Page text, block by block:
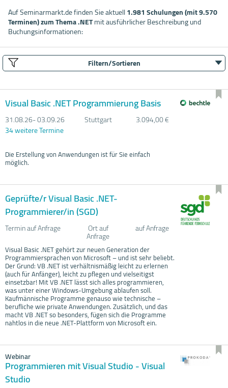
Auf Seminarmarkt.de finden Sie aktuell1.981 Schulungen (mit 9.570
Terminen) zum Thema .NETmit ausführlicher Beschreibung und
Buchungsinformationen:
Filtern/Sortieren
Visual Basic .NET Programmierung Basis
31.08.26- 03.09.26 Stuttgart
3.094,00 €
34 weitere Termine
Die Erstellung von Anwendungen ist für Sie einfach
möglich.
Geprüfte/r Visual Basic .NET-
Programmierer/in (SGD)
Termin auf Anfrage Ort auf
Anfrage
auf Anfrage
Visual Basic .NET gehört zur neuen Generation der
Programmiersprachen von Microsoft – und ist sehr beliebt.
Der Grund: VB .NET ist verhältnismäßig leicht zu erlernen
(auch für Anfänger), leicht zu pflegen und vielseitigst
einsetzbar! Mit VB .NET lässt sich alles programmieren,
was unter einer Windows-Umgebung ablaufen soll.
Kaufmännische Programme genauso wie technische –
berufliche wie private Anwendungen. Zusätzlich, und das
macht VB .NET so besonders, fügen sich die Programme
nahtlos in die neue .NET-Plattform von Microsoft ein.
Webinar
Programmieren mit Visual Studio - Visual
Studio